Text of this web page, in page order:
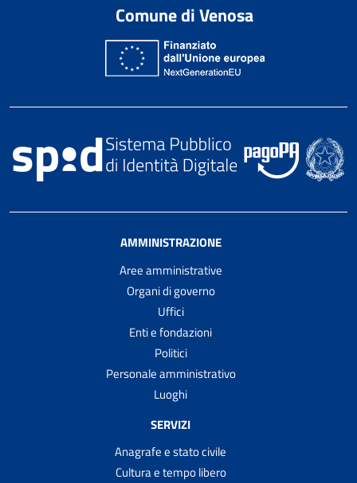
Comune di Venosa
AMMINISTRAZIONE
Aree amministrative
Organi di governo
Uffici
Enti e fondazioni
Politici
Personale amministrativo
Luoghi
SERVIZI
Anagrafe e stato civile
Cultura e tempo libero